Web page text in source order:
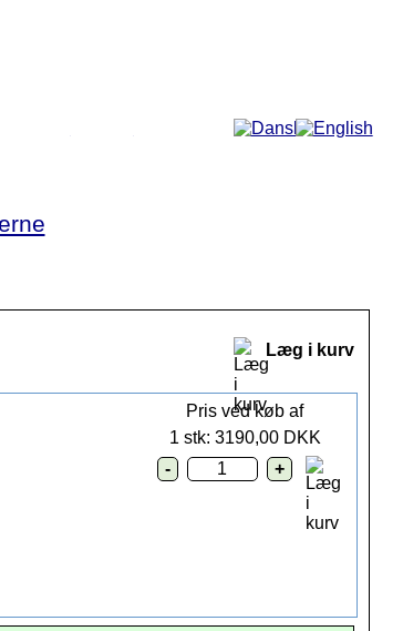
Læg i kurv
Pris ved køb af
1 stk: 3190,00 DKK